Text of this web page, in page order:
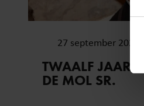
27 september 2025
TWAALF JAAR
DE MOL SR.